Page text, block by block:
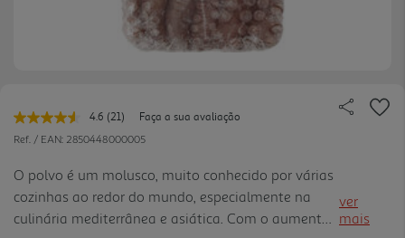
4.6 Leu
21
Link
para
a
mesma
página.
(21)
Faça a sua avaliação
Ref. / EAN: 2850448000005
O polvo é um molusco, muito conhecido por várias
cozinhas ao redor do mundo, especialmente na
culinária mediterrânea e asiática. Com o aumento
ver
mais